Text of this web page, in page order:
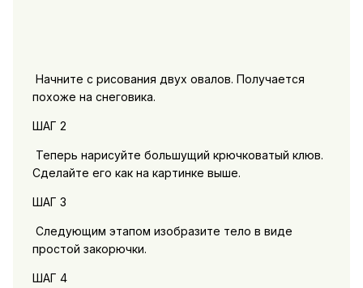
Начните с рисования двух овалов. Получается
похоже на снеговика.
ШАГ 2
Теперь нарисуйте большущий крючковатый клюв.
Сделайте его как на картинке выше.
ШАГ 3
Следующим этапом изобразите тело в виде
простой закорючки.
ШАГ 4